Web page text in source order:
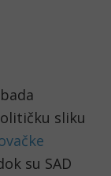
sliku
su SAD